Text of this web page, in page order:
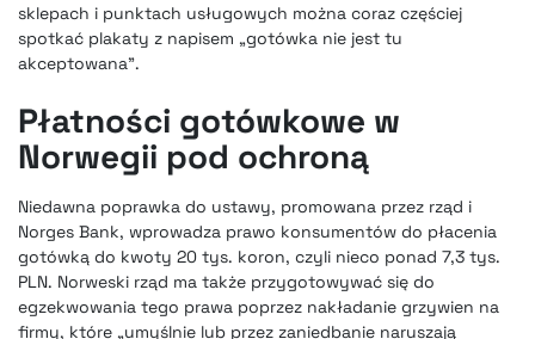
sklepach i punktach usługowych można coraz częściej
spotkać plakaty z napisem „gotówka nie jest tu
akceptowana”.
Płatności gotówkowe w
Norwegii pod ochroną
Niedawna poprawka do ustawy, promowana przez rząd i
Norges Bank, wprowadza prawo konsumentów do płacenia
gotówką do kwoty 20 tys. koron, czyli nieco ponad 7,3 tys.
PLN. Norweski rząd ma także przygotowywać się do
egzekwowania tego prawa poprzez nakładanie grzywien na
firmy, które „umyślnie lub przez zaniedbanie naruszają